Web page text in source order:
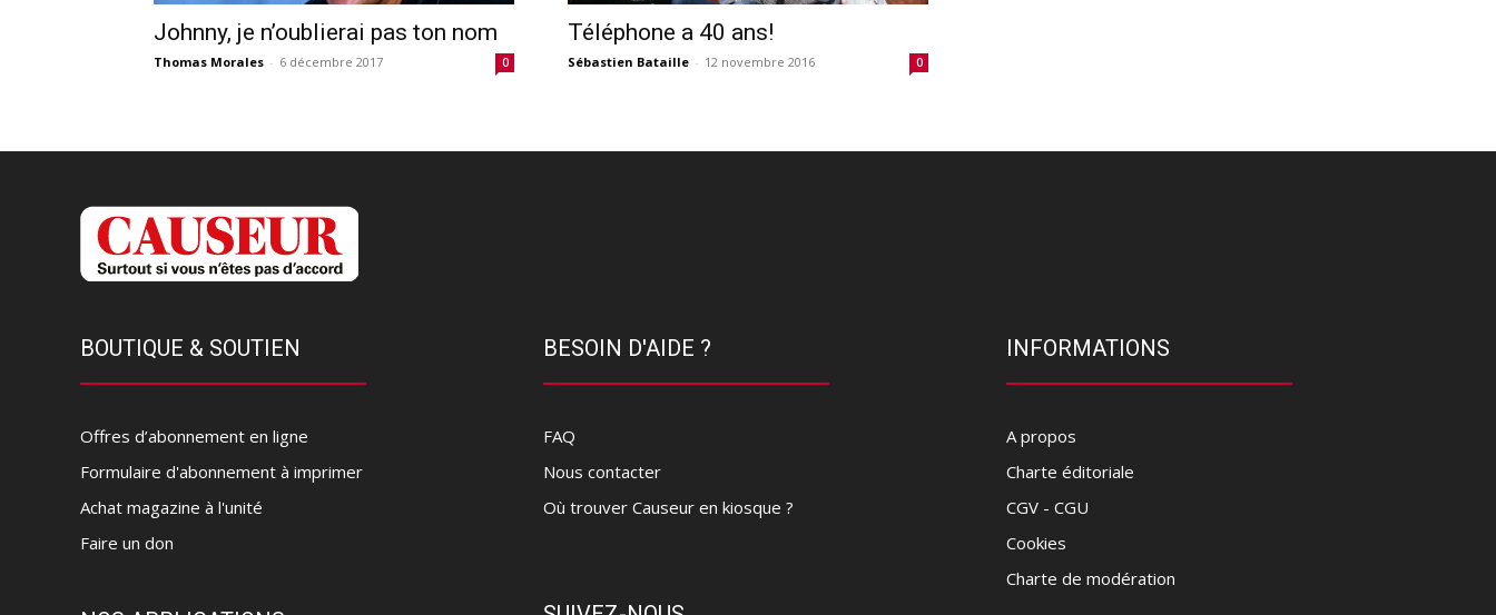
Johnny, je n’oublierai pas ton nom
Thomas Morales - 6 décembre 2017 0
Téléphone a 40 ans!
Sébastien Bataille - 12 novembre 2016 0
BOUTIQUE & SOUTIEN
Offres d’abonnement en ligne
Formulaire d'abonnement à imprimer
Achat magazine à l'unité
Faire un don
BESOIN D'AIDE ?
FAQ
Nous contacter
Où trouver Causeur en kiosque ?
INFORMATIONS
A propos
Charte éditoriale
CGV - CGU
Cookies
Charte de modération